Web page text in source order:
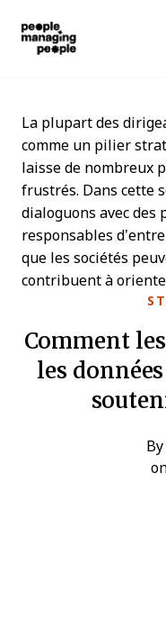
Comment
les
By
La plupart des
comme un pilier
laisse de nombreux
frustrés. Dans cette
dialoguons avec des
responsables
que les sociétés
contribuent à